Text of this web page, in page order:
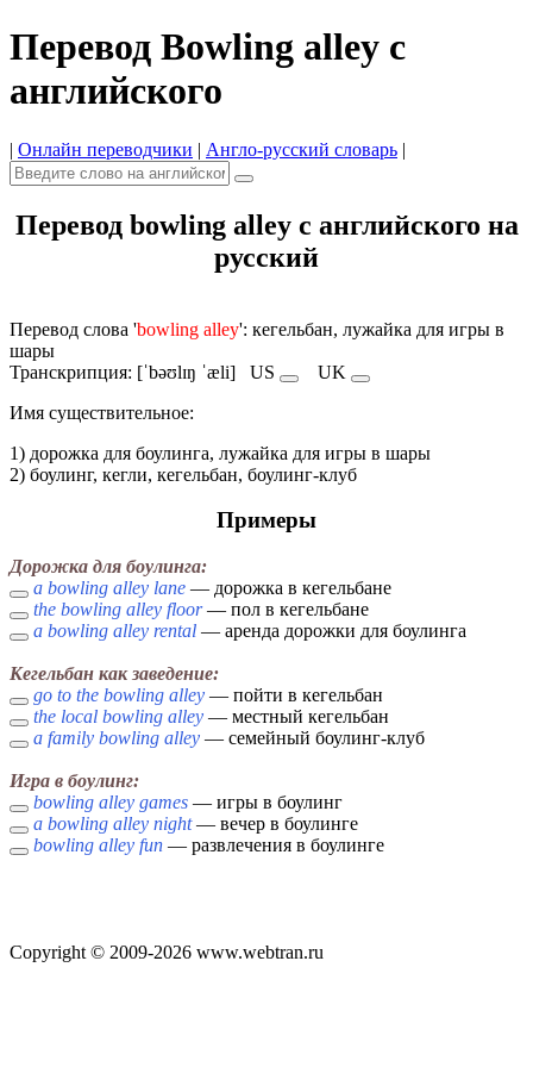
Перевод Bowling alley с
английского
| Онлайн переводчики | Англо-русский словарь |
Перевод bowling alley с английского на
русский
Перевод слова 'bowling alley': кегельбан, лужайка для игры в
шары
Транскрипция: [ˈbəʊlɪŋ ˈæli] US
UK
Имя cуществительное:
1) дорожка для боулинга, лужайка для игры в шары
2) боулинг, кегли, кегельбан, боулинг-клуб
Примеры
Дорожка для боулинга:
a bowling alley lane — дорожка в кегельбане
the bowling alley floor— пол в кегельбане
a bowling alley rental — аренда дорожки для боулинга
Кегельбан как заведение:
go to the bowling alley — пойти в кегельбан
the local bowling alley — местный кегельбан
a family bowling alley — семейный боулинг-клуб
Игра в боулинг:
bowling alley games — игры в боулинг
a bowling alley night— вечер в боулинге
bowling alley fun — развлечения в боулинге
Copyright © 2009-2026 www.webtran.ru